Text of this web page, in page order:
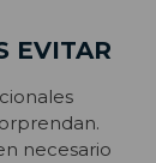
EVITAR
necesario